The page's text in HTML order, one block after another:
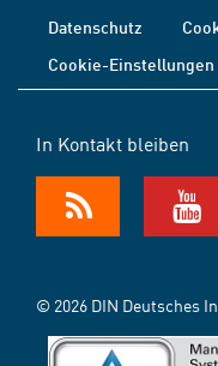
Datenschutz
Cookie-Einstellungen
In Kontakt bleiben
© 2026 DIN Deutsches